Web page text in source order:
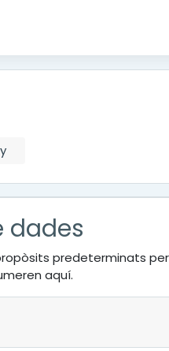
dades
predeterminats
aquí.